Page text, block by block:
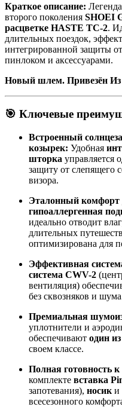
Краткое описание:
второго поколения SHOEI
расцветке HASTE TC-2.
длительных поездок,
интегрированной защиты
пинлоком и аксессуарами.
Новый шлем. Привезён
🎯 Ключевые
Встроенный
козырек: Удобная
шторка управляется
защиту от слепящего
визора.
Эталонный комфорт
гипоаллергенная
идеально отводит
длительных
оптимизирована для
Эффективная
система CWV-2
вентиляция)
без сквозняков и
Премиальная
уплотнители и
обеспечивают один
своем классе.
Полная готовность
комплекте вставка
запотевания), носик и
всесезонного